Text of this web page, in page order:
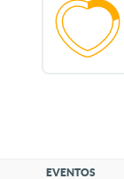
EVENTOS